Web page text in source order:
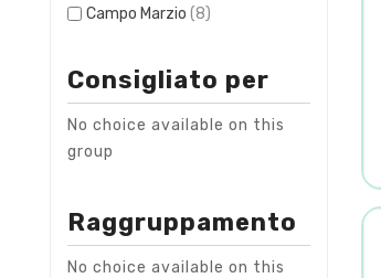
Campo Marzio (8)
Consigliato per
No choice available on this
group
Raggruppamento
No choice available on this